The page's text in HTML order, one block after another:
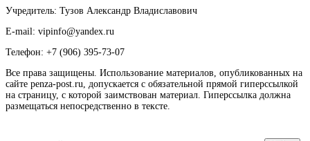
Учредитель: Тузов Александр Владиславович
E-mail: vipinfo@yandex.ru
Телефон: +7 (906) 395-73-07
Все права защищены. Использование материалов, опубликованных на
сайте penza-post.ru, допускается с обязательной прямой гиперссылкой
на страницу, с которой заимствован материал. Гиперссылка должна
размещаться непосредственно в тексте.